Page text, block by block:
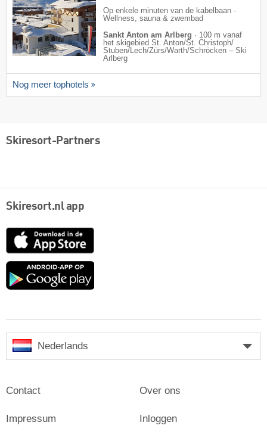
Op enkele minuten van de kabelbaan ·
Wellness, sauna & zwembad
Sankt Anton am Arlberg · 100 m vanaf
het skigebied St. Anton/​St. Christoph/​
Stuben/​Lech/​Zürs/​Warth/​Schröcken – Ski
Arlberg
Nog meer tophotels
Skiresort-Partners
Skiresort.nl app
App
Google
Nederlands
Contact
Impressum
Over ons
Inloggen